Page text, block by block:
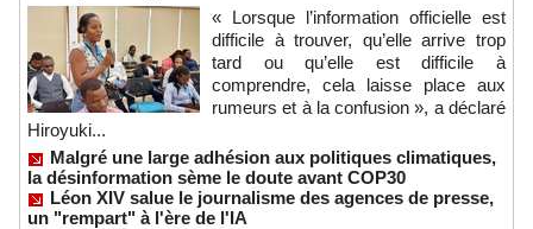
« Lorsque l’information officielle est
difficile à trouver, qu’elle arrive trop
tard ou qu’elle est difficile à
comprendre, cela laisse place aux
rumeurs et à la confusion », a déclaré
Hiroyuki...
Malgré une large adhésion aux politiques climatiques,
la désinformation sème le doute avant COP30
Léon XIV salue le journalisme des agences de presse,
un "rempart" à l'ère de l'IA